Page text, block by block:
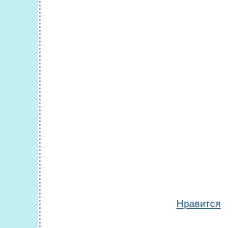
Нравится